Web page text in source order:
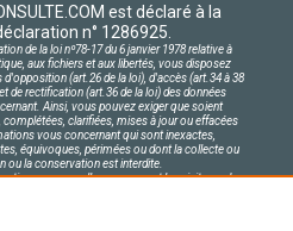
est déclaré à la
n° 1286925.
de la loi nº78-17 du 6 janvier 1978 relative à
aux fichiers et aux libertés, vous disposez
d'opposition (art.26 de la loi), d'accès (art.34 à 38
de rectification (art.36 de la loi) des données
Ainsi, vous pouvez exiger que soient
complétées, clarifiées, mises à jour ou effacées
vous concernant qui sont inexactes,
équivoques, périmées ou dont la collecte ou
ou la conservation est interdite.
personnelles concernant les visiteurs de